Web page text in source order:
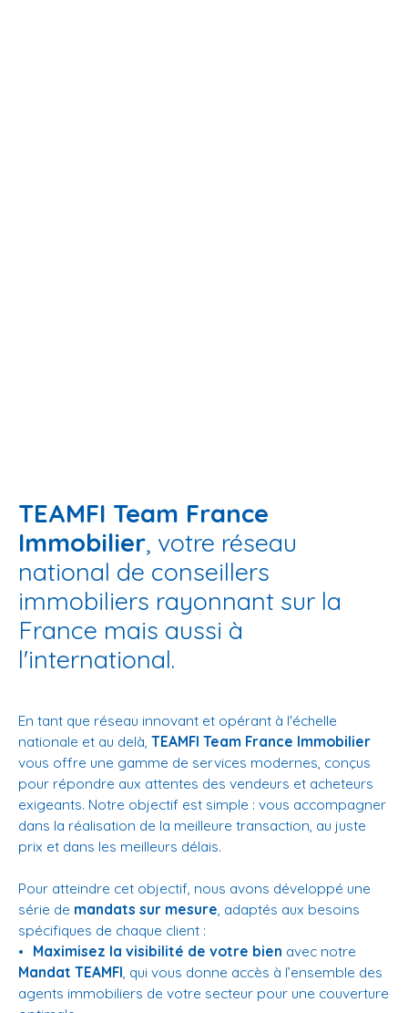
TEAMFI Team France
Immobilier, votre réseau
national de conseillers
immobiliers rayonnant sur la
France mais aussi à
l'international.
En tant que réseau innovant et opérant à l'échelle
nationale et au delà, TEAMFI Team France Immobilier
vous offre une gamme de services modernes, conçus
pour répondre aux attentes des vendeurs et acheteurs
exigeants. Notre objectif est simple : vous accompagner
dans la réalisation de la meilleure transaction, au juste
prix et dans les meilleurs délais.
Pour atteindre cet objectif, nous avons développé une
série de mandats sur mesure, adaptés aux besoins
spécifiques de chaque client :
Maximisez la visibilité de votre bien avec notre
Mandat TEAMFI, qui vous donne accès à l’ensemble des
agents immobiliers de votre secteur pour une couverture